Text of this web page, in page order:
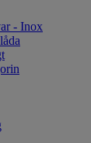
- Inox